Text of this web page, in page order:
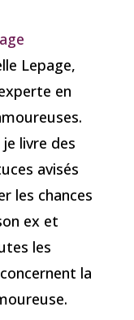
Lepage,
en
livre des
avisés
les chances
ex et
les
la